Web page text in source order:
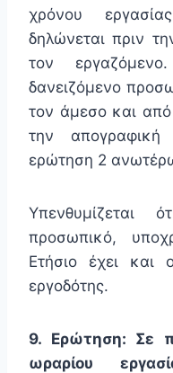
χρόνου
δηλώνεται πριν
τον
δανειζόμενο
τον άμεσο και από
την απογραφική
ερώτηση 2
Υπενθυμίζεται
προσωπικό,
Ετήσιο έχει
εργοδότης.
9. Ερώτηση: Σε
ωραρίου